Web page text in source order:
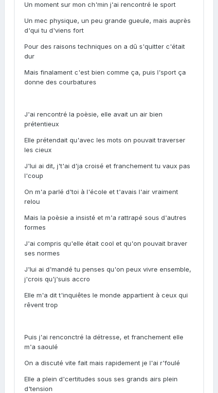
Un moment sur mon ch'min j'ai rencontré le sport
Un mec physique, un peu grande gueule, mais auprès
d'qui tu d'viens fort
Pour des raisons techniques on a dû s'quitter c'était
dur
Mais finalament c'est bien comme ça, puis l'sport ça
donne des courbatures
J'ai rencontré la poèsie, elle avait un air bien
prétentieux
Elle prétendait qu'avec les mots on pouvait traverser
les cieux
J'lui ai dit, j't'ai d'ja croisé et franchement tu vaux pas
l'coup
On m'a parlé d'toi à l'école et t'avais l'air vraiment
relou
Mais la poèsie a insisté et m'a rattrapé sous d'autres
formes
J'ai compris qu'elle était cool et qu'on pouvait braver
ses normes
J'lui ai d'mandé tu penses qu'on peux vivre ensemble,
j'crois qu'j'suis accro
Elle m'a dit t'inquiêtes le monde appartient à ceux qui
rêvent trop
Puis j'ai renconctré la détresse, et franchement elle
m'a saoulé
On a discuté vite fait mais rapidement je l'ai r'foulé
Elle a plein d'certitudes sous ses grands airs plein
d'tension